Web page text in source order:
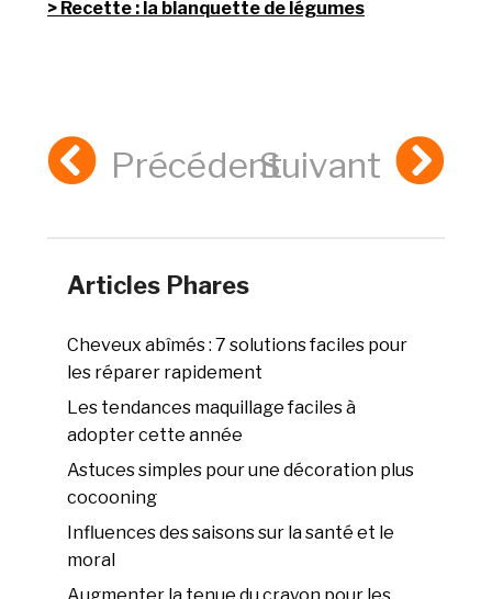
Recette : la blanquette de légumes
PrécédentSuivant
Articles Phares
Cheveux abîmés : 7 solutions faciles pour
les réparer rapidement
Les tendances maquillage faciles à
adopter cette année
Astuces simples pour une décoration plus
cocooning
Influences des saisons sur la santé et le
moral